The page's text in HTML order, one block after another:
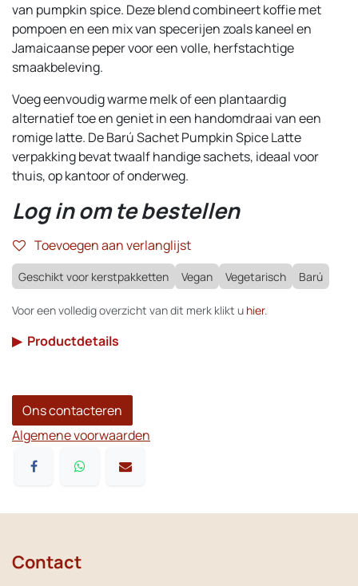
van pumpkin spice. Deze blend combineert koffie met
pompoen en een mix van specerijen zoals kaneel en
Jamaicaanse peper voor een volle, herfstachtige
smaakbeleving.
Voeg eenvoudig warme melk of een plantaardig
alternatief toe en geniet in een handomdraai van een
romige latte. De Barú Sachet Pumpkin Spice Latte
verpakking bevat twaalf handige sachets, ideaal voor
thuis, op kantoor of onderweg.
Log in om te bestellen
Toevoegen aan verlanglijst
Geschikt voor kerstpakketten Vegan Vegetarisch Barú
Voor een volledig overzicht van dit merk klikt u hier.
▶ Productdetails
Ons contacteren
Algemene voorwaarden
Contact